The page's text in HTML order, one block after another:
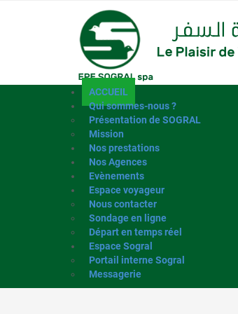
ACCUEIL
Qui sommes-nous ?
Présentation de SOGRAL
Mission
Nos prestations
Nos Agences
Evènements
Espace voyageur
Nous contacter
Sondage en ligne
Départ en temps réel
Espace Sogral
Portail interne Sogral
Messagerie